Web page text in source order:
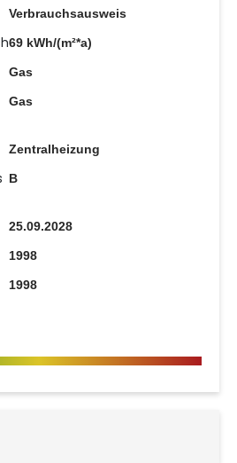
Verbrauchsausweis
69 kWh/(m²*a)
Gas
Gas
Zentralheizung
B
25.09.2028
1998
1998